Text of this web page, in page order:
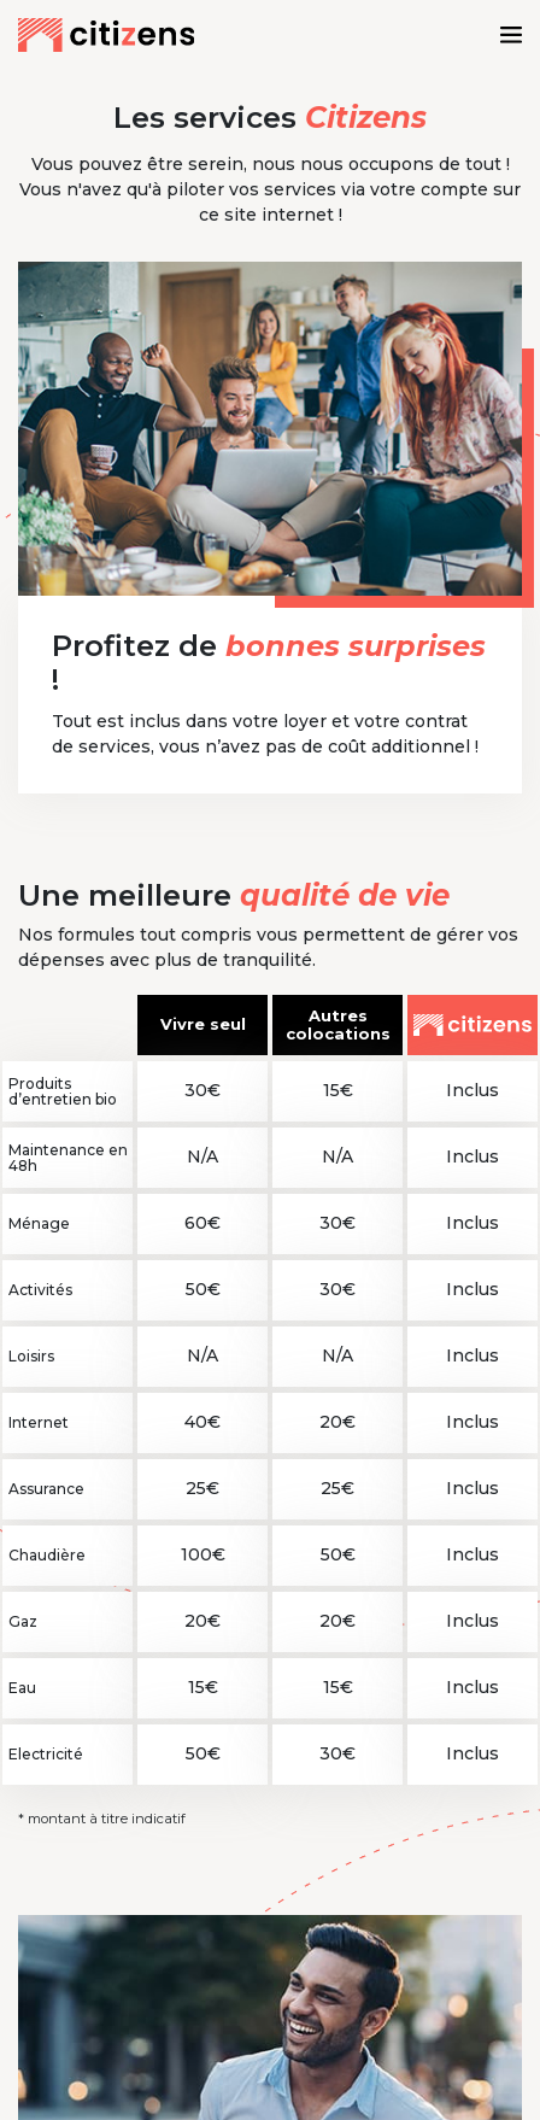
Les services Citizens
Vous pouvez être serein, nous nous occupons de tout !
Vous n'avez qu'à piloter vos services via votre compte sur
ce site internet !
Profitez de bonnes surprises
!
Tout est inclus dans votre loyer et votre contrat
de services, vous n’avez pas de coût additionnel !
Une meilleure qualité de vie
Nos formules tout compris vous permettent de gérer vos
dépenses avec plus de tranquilité.
Produits
d’entretien bio
Maintenance en
48h
Ménage
Activités
Loisirs
Internet
Assurance
Chaudière
Gaz
Eau
Electricité
Vivre seul
30€
N/A
60€
50€
N/A
40€
25€
100€
20€
15€
50€
Autres
colocations
15€
N/A
30€
30€
N/A
20€
25€
50€
20€
15€
30€
Inclus
Inclus
Inclus
Inclus
Inclus
Inclus
Inclus
Inclus
Inclus
Inclus
Inclus
* montant à titre indicatif